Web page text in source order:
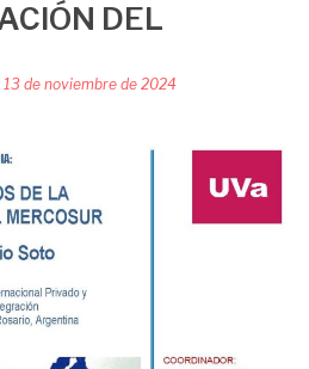
DEL
13 de noviembre de 2024